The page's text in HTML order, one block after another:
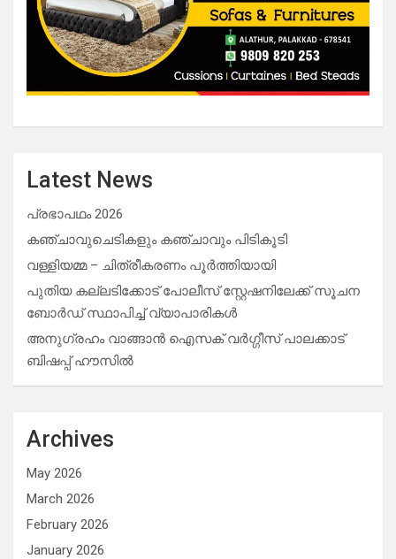
Latest News
പ്രഭാപഥം 2026
കഞ്ചാവുചെടികളും കഞ്ചാവും പിടികൂടി
വള്ളിയമ്മ – ചിത്രീകരണം പൂർത്തിയായി
പുതിയ കല്ലടിക്കോട് പോലീസ് സ്റ്റേഷനിലേക്ക് സൂചന
ബോർഡ് സ്ഥാപിച്ച് വ്യാപാരികൾ
അനുഗ്രഹം വാങ്ങാൻ ഐസക് വര്‍ഗ്ഗീസ് പാലക്കാട്
ബിഷപ്പ് ഹൗസില്‍
Archives
May 2026
March 2026
February 2026
January 2026